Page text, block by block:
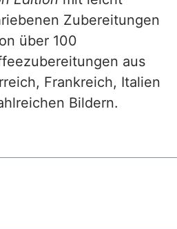
Zubereitungen
über 100
aus
Frankreich, Italien
Bildern.